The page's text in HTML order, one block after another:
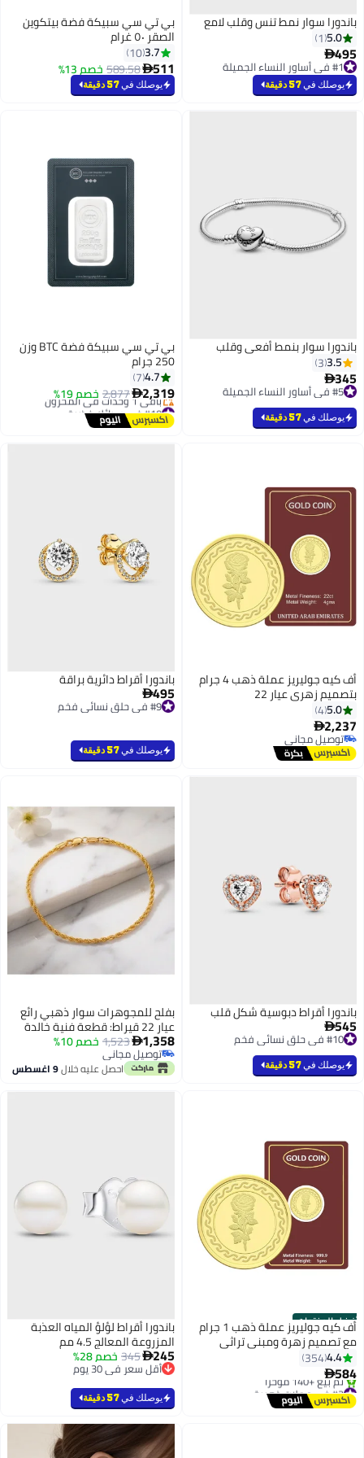
باندورا سوار نمط تنس وقلب لامع
5.0
1
495
#1 في أساور النساء الجميلة
#1 في أساور النساء الجميلة
يوصلك في57 دقيقة
بي تي سي سبيكة فضة بيتكوين
الصقر ٥٠ غرام
3.7
10
511
589.58خصم 13%
يوصلك في57 دقيقة
باندورا سوار بنمط أفعى وقلب
3.5
3
345
#5 في أساور النساء الجميلة
#5 في أساور النساء الجميلة
يوصلك في57 دقيقة
بي تي سي سبيكة فضة BTC وزن
250 جرام
4.7
7
2,319
2,877خصم 19%
#10 في سبائك فضية
توصيل مجاني
باقي 1 وحدات في المخزون
أف كيه جوليريز عملة ذهب 4 جرام
بتصميم زهري عيار 22
5.0
4
2,237
توصيل مجاني
توصيل مجاني
باندورا أقراط دائرية براقة
495
#9 في حلق نسائي فخم
يوصلك في57 دقيقة
باندورا أقراط دبوسية شكل قلب
545
#10 في حلق نسائي فخم
#10 في حلق نسائي فخم
يوصلك في57 دقيقة
بفلح للمجوهرات سوار ذهبي رائع
عيار 22 قيراط: قطعة فنية خالدة
وأناقة 1,358
1,523خصم 10%
توصيل مجاني
توصيل مجانياحصل عليه خلال9 اغسطس
أفضل المنتجات أف كيه جوليريز عملة ذهب 1 جرام
مع تصميم زهرة ومبنى تراثي
إماراتي - 1 جرام
4.4
354
584
#3 في عملات ذهبية
توصيل مجاني
تم بيع +140 مؤخرًا
باندورا أقراط لؤلؤ المياه العذبة
المزروعة المعالج 4.5 مم
245
345 خصم 28%
أقل سعر في 30 يوم
أقل سعر في 30 يوم
يوصلك في57 دقيقة